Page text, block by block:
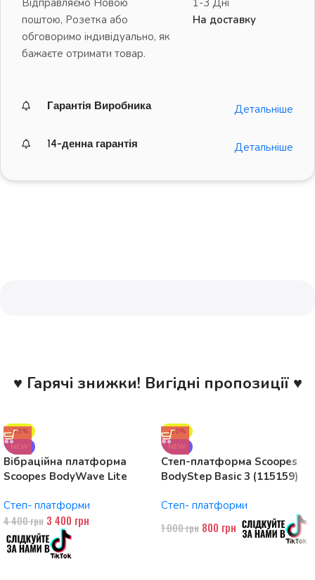
Відправляємо Новою
поштою, Розетка або
обговоримо індивідуально, як
бажаєте отримати товар.
1-3 Дні
На доставку
Гарантія Виробника Детальніше
14-денна гарантія Детальніше
♥ Гарячі знижки! Вигідні пропозиції ♥
-23%
NEW
Вібраційна платформа
Scoopes BodyWave Lite
Степ- платформи
4 400грн 3 400 грн
-20%
NEW
Степ-платформа Scoopes
BodyStep Basic 3 (115159)
рівні
Степ- платформи
1 000грн 800 грн